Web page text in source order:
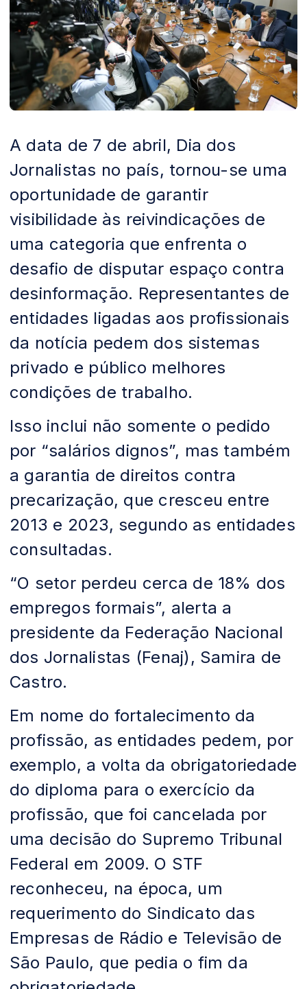
A data de 7 de abril, Dia dos
Jornalistas no país, tornou-se uma
oportunidade de garantir
visibilidade às reivindicações de
uma categoria que enfrenta o
desafio de disputar espaço contra
desinformação. Representantes de
entidades ligadas aos profissionais
da notícia pedem dos sistemas
privado e público melhores
condições de trabalho.
Isso inclui não somente o pedido
por “salários dignos”, mas também
a garantia de direitos contra
precarização, que cresceu entre
2013 e 2023, segundo as entidades
consultadas.
“O setor perdeu cerca de 18% dos
empregos formais”, alerta a
presidente da Federação Nacional
dos Jornalistas (Fenaj), Samira de
Castro.
Em nome do fortalecimento da
profissão, as entidades pedem, por
exemplo, a volta da obrigatoriedade
do diploma para o exercício da
profissão, que foi cancelada por
uma decisão do Supremo Tribunal
Federal em 2009. O STF
reconheceu, na época, um
requerimento do Sindicato das
Empresas de Rádio e Televisão de
São Paulo, que pedia o fim da